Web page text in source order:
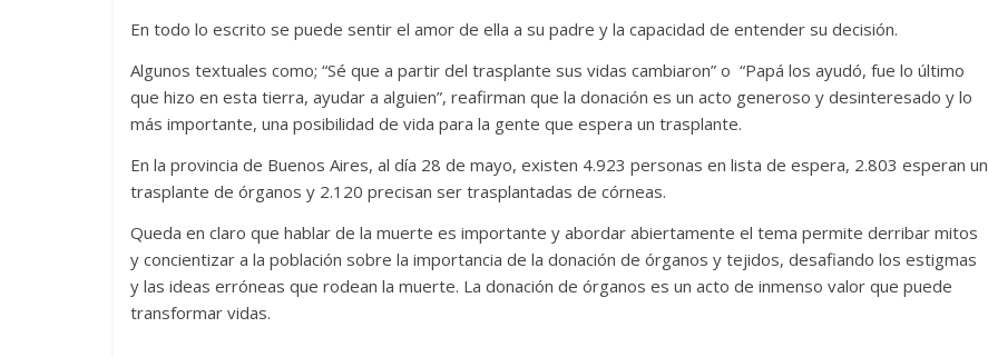
En todo lo escrito se puede sentir el amor de ella a su padre y la capacidad de entender su decisión.
Algunos textuales como; “Sé que a partir del trasplante sus vidas cambiaron” o “Papá los ayudó, fue lo último
que hizo en esta tierra, ayudar a alguien”, reafirman que la donación es un acto generoso y desinteresado y lo
más importante, una posibilidad de vida para la gente que espera un trasplante.
En la provincia de Buenos Aires, al día 28 de mayo, existen 4.923 personas en lista de espera, 2.803 esperan un
trasplante de órganos y 2.120 precisan ser trasplantadas de córneas.
Queda en claro que hablar de la muerte es importante y abordar abiertamente el tema permite derribar mitos
y concientizar a la población sobre la importancia de la donación de órganos y tejidos, desafiando los estigmas
y las ideas erróneas que rodean la muerte. La donación de órganos es un acto de inmenso valor que puede
transformar vidas.